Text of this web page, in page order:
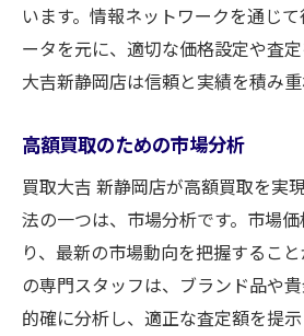
います。情報ネットワークを通じ
ータを元に、適切な価格設定や査
大吉新静岡店は信頼と実績を積み重
高額買取のための市場分析
買取大吉 新静岡店が高額買取を実
法の一つは、市場分析です。市場
り、最新の市場動向を把握するこ
の専門スタッフは、ブランド品や
的確に分析し、適正な査定額を提